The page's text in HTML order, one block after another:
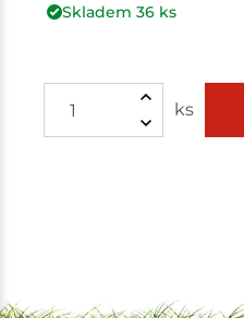
Skladem 36ks
ks